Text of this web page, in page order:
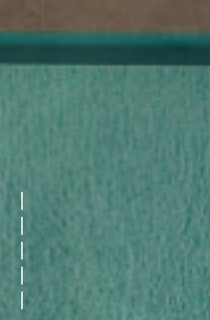
In